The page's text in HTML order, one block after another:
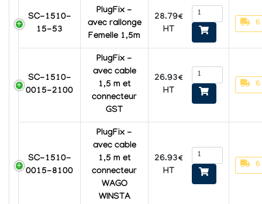
SC-1510-
15-53
PlugFix -
avec rallonge
Femelle 1,5m
28.79€
HT
6
SC-1510-
0015-2100
PlugFix -
avec cable
1,5 m et
connecteur
GST
26.93€
HT
6
SC-1510-
0015-8100
PlugFix -
avec cable
1,5 m et
connecteur
WAGO
WINSTA
26.93€
HT
6